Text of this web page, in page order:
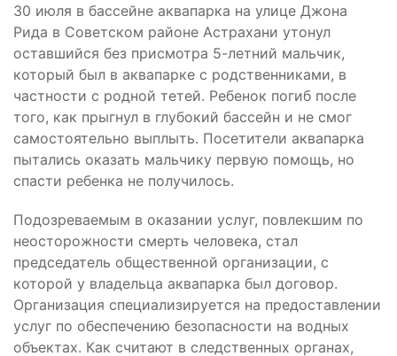
30 июля в бассейне аквапарка на улице Джона
Рида в Советском районе Астрахани утонул
оставшийся без присмотра 5-летний мальчик,
который был в аквапарке с родственниками, в
частности с родной тетей. Ребенок погиб после
того, как прыгнул в глубокий бассейн и не смог
самостоятельно выплыть. Посетители аквапарка
пытались оказать мальчику первую помощь, но
спасти ребенка не получилось.
Подозреваемым в оказании услуг, повлекшим по
неосторожности смерть человека, стал
председатель общественной организации, с
которой у владельца аквапарка был договор.
Организация специализируется на предоставлении
услуг по обеспечению безопасности на водных
объектах. Как считают в следственных органах,